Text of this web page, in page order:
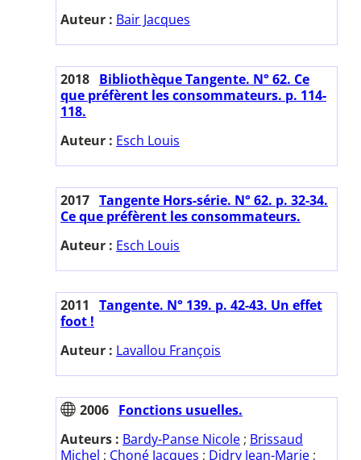
Auteur : Bair Jacques
2018 Bibliothèque Tangente. N° 62. Ce
que préfèrent les consommateurs. p. 114-
118.
Auteur : Esch Louis
2017 Tangente Hors-série. N° 62. p. 32-34.
Ce que préfèrent les consommateurs.
Auteur : Esch Louis
2011
Tangente. N° 139. p. 42-43. Un effet
foot !
Auteur : Lavallou François
2006 Fonctions usuelles.
Auteurs : Bardy-Panse Nicole ; Brissaud
Michel ; Choné Jacques ; Didry Jean-Marie ;